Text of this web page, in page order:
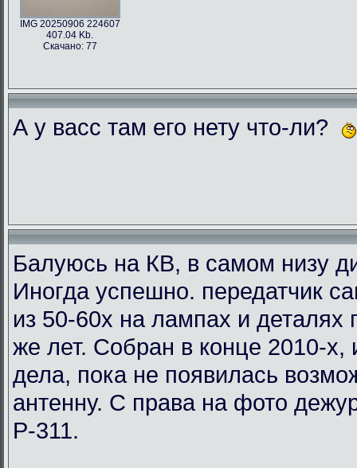
IMG 20250906 224607
407.04 Kb.
Скачано: 77
А у васс там его нету что-ли?
Балуюсь на КВ, в самом низу
Иногда успешно. передатчик
из 50-60х на лампах и деталях
же лет. Собран в конце 2010-х,
дела, пока не появилась
антенну. С права на фото
Р-311.